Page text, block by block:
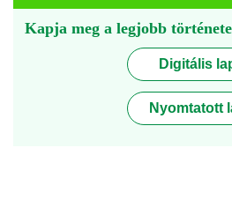
Kapja meg a legjobb
Digitális
Nyomtatott